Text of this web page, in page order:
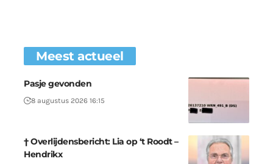
Meest actueel
Pasje gevonden
8 augustus 2026 16:15
† Overlijdensbericht: Lia op ‘t Roodt –
Hendrikx